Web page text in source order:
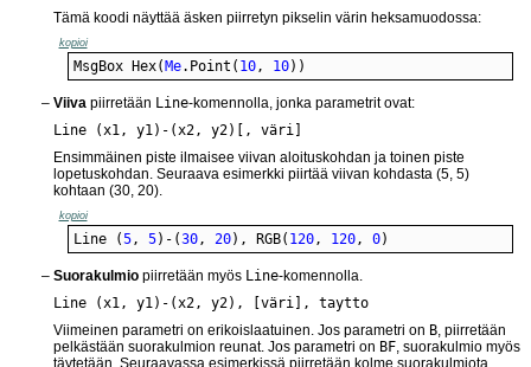
Tämä koodi näyttää äsken piirretyn pikselin värin heksamuodossa:
kopioi
MsgBox Hex( Me.Point( 10, 10))
Viiva piirretään Line-komennolla, jonka parametrit ovat:
Line (x1, y1)-(x2, y2)[, väri]
Ensimmäinen piste ilmaisee viivan aloituskohdan ja toinen piste
lopetuskohdan. Seuraava esimerkki piirtää viivan kohdasta (5, 5)
kohtaan (30, 20).
kopioi
Line (5, 5)-(30, 20), RGB( 120, 120, 0)
Suorakulmio piirretään myös Line-komennolla.
Line (x1, y1)-(x2, y2), [väri], taytto
Viimeinen parametri on erikoislaatuinen. Jos parametri on B, piirretään
pelkästään suorakulmion reunat. Jos parametri on BF, suorakulmio myös
täytetään. Seuraavassa esimerkissä piirretään kolme suorakulmiota,